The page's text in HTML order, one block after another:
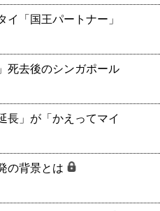
イ「国王パートナー」
死去後のシンガポール
長」が「かえってマイ
の背景とは